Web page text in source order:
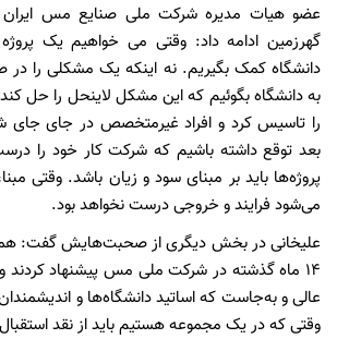
عضو هیات مدیره شرکت ملی صنایع مس
گهرزمین ادامه داد: وقتی می خواهیم یک
دانشگاه کمک بگیریم. نه اینکه یک مشکلی را در
به دانشگاه بگوئیم که این مشکل لاینحل را حل
را تاسیس کرد و افراد غیرمتخصص در جای جای
بعد توقع داشته باشیم که شرکت کار خود را
پروژه‌ها باید بر مبنای سود و زیان باشد. وقتی
می‌شود فرایند و خروجی درست نخواهد بود.
علیخانی در بخش دیگری از صحبت‌هایش گفت:
۱۴ ماه گذشته در شرکت ملی مس پیشنهاد کردند
عالی و به‌جاست که اساتید دانشگاه‌ها و
وقتی که در یک مجموعه هستیم باید از نقد